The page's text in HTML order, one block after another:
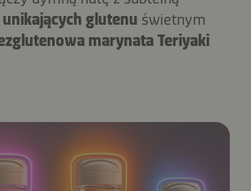
unikających glutenu świetnym
marynata Teriyaki